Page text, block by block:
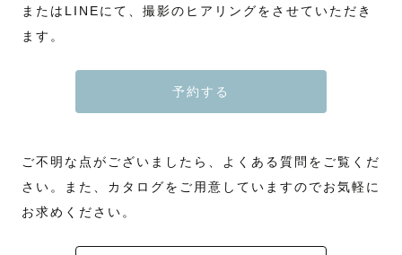
またはLINEにて、撮影のヒアリングをさせていただき
ます。
予約する
ご不明な点がございましたら、よくある質問をご覧くだ
さい。また、カタログをご用意していますのでお気軽に
お求めください。